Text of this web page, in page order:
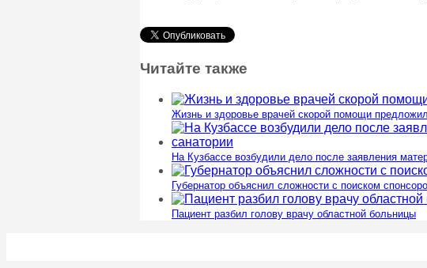
Читайте также
Жизнь и здоровье врачей скорой помощи
На Кузбассе возбудили дело после заявления
Губернатор объяснил сложности с поиском
Пациент разбил голову врачу областной больницы